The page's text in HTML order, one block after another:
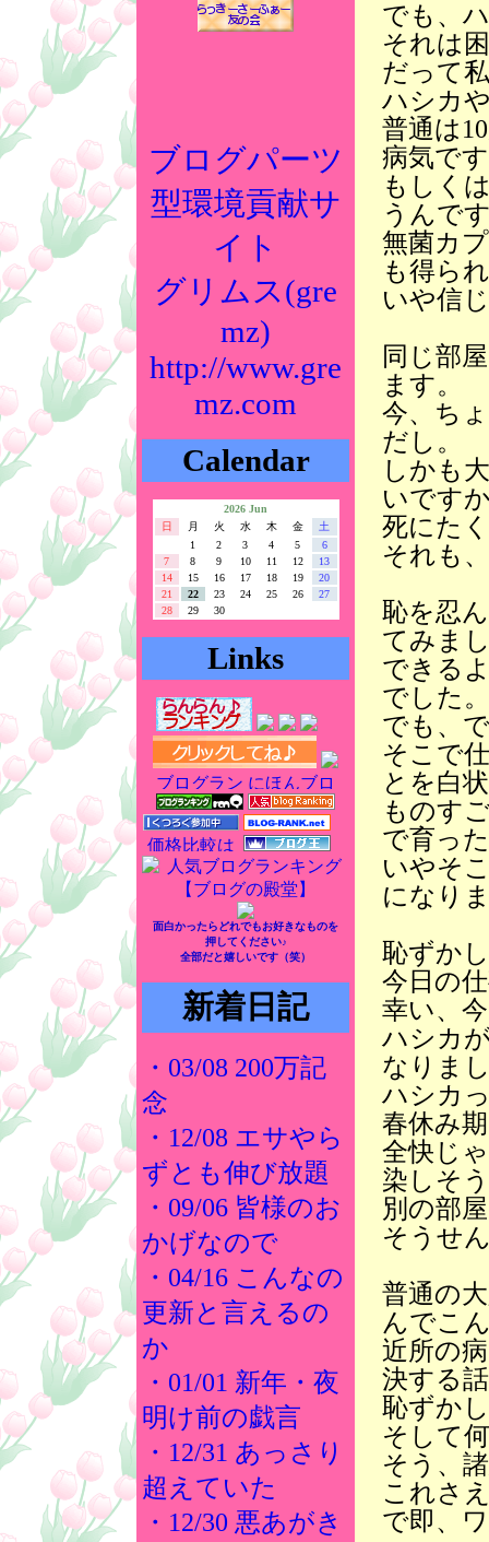
ブログパーツ
型環境貢献サ
イト
グリムス(gre
mz)
http://www.gre
mz.com
Calendar
2026 Jun
日
月 火 水 木 金
土
1
2 3 4 5
6
7
8 9 10 11 12
13
14
15 16 17 18 19
20
21
22 23 24 25 26
27
28
29 30
Links
面白かったらどれでもお好きなものを
押してください♪
全部だと嬉しいです（笑）
新着日記
・03/08 200万記
念
・12/08 エサやら
ずとも伸び放題
・09/06 皆様のお
かげなので
・04/16 こんなの
更新と言えるの
か
・01/01 新年・夜
明け前の戯言
・12/31 あっさり
超えていた
・12/30 悪あがき
でも、
それは
だって
ハシカ
普通は
病気で
もしく
うんで
無菌カ
も得ら
いや信
同じ部
ます。
今、ち
だし。
しかも
いです
死にた
それも
恥を忍
てみま
できる
でした。
でも、
そこで
とを白
ものす
で育っ
いやそ
になり
恥ずか
今日の
幸い、
ハシカ
なりま
ハシカ
春休み
全快じ
染しそ
別の部
そうせ
普通の
んでこ
近所の
決する
恥ずか
そして
そう、
これさ
で即、